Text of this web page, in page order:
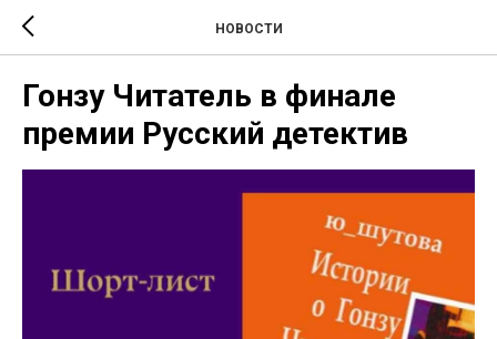
НОВОСТИ
Гонзу Читатель в финале
премии Русский детектив